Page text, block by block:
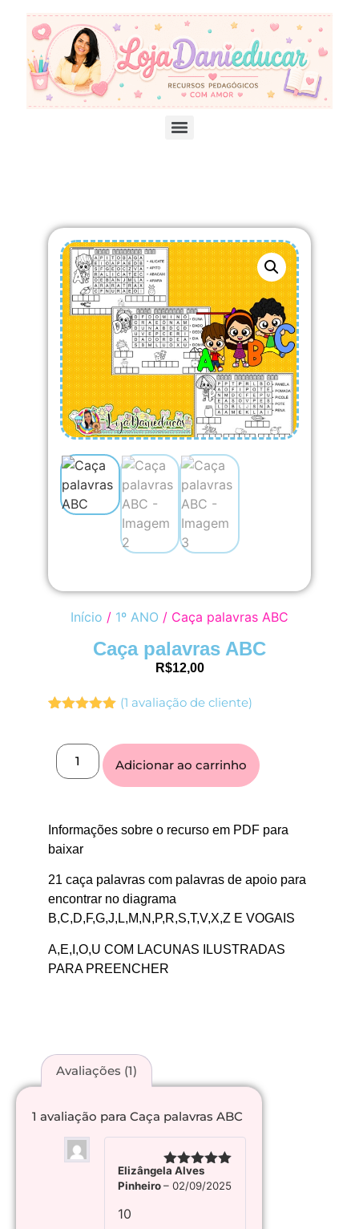
Início / 1º ANO / Caça palavras ABC
Caça palavras ABC
R$12,00
de 5, com
baseado
em
avaliação
(1 avaliação de cliente)
Adicionar ao carrinho
Informações sobre o recurso em PDF para
baixar
21 caça palavras com palavras de apoio para
encontrar no diagrama
B,C,D,F,G,J,L,M,N,P,R,S,T,V,X,Z E VOGAIS
A,E,I,O,U COM LACUNAS ILUSTRADAS
PARA PREENCHER
Avaliações (1)
1 avaliação para Caça palavras ABC
Avaliação
de 5
Elizângela Alves
Pinheiro– 02/09/2025
10